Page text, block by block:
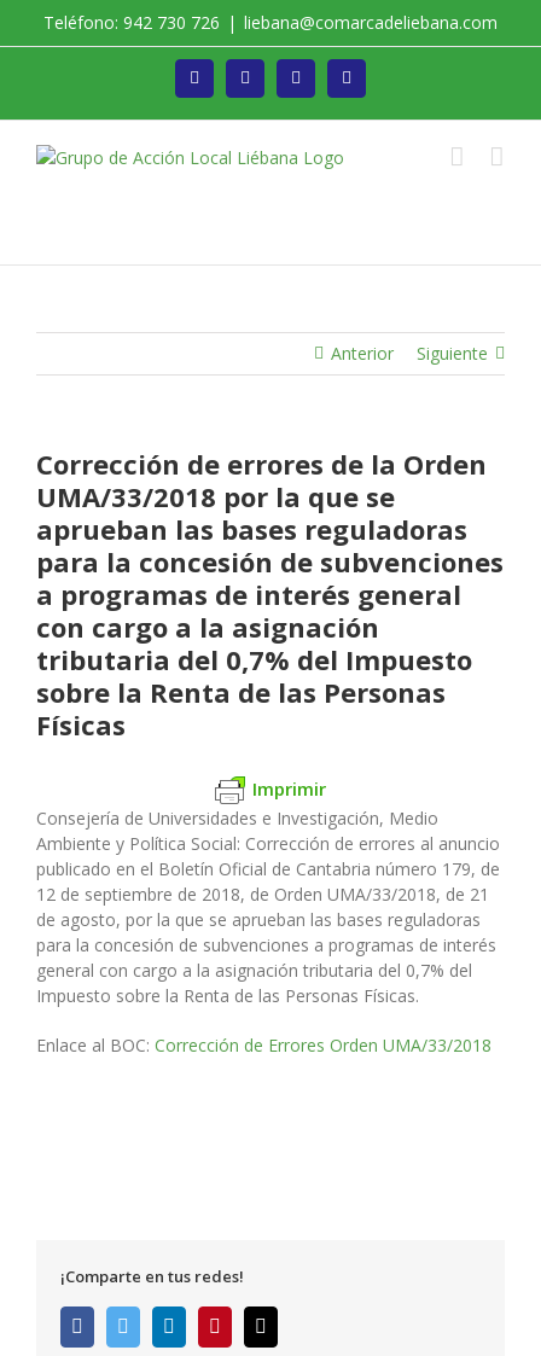
Teléfono: 942 730 726 | liebana@comarcadeliebana.com
Facebook Twitter Instagram
Anterior Siguiente
Corrección de errores de la Orden
UMA/33/2018 por la que se
aprueban las bases reguladoras
para la concesión de subvenciones
a programas de interés general
con cargo a la asignación
tributaria del 0,7% del Impuesto
sobre la Renta de las Personas
Físicas
Imprimir
Consejería de Universidades e Investigación, Medio
Ambiente y Política Social: Corrección de errores al anuncio
publicado en el Boletín Oficial de Cantabria número 179, de
12 de septiembre de 2018, de Orden UMA/33/2018, de 21
de agosto, por la que se aprueban las bases reguladoras
para la concesión de subvenciones a programas de interés
general con cargo a la asignación tributaria del 0,7% del
Impuesto sobre la Renta de las Personas Físicas.
Enlace al BOC: Corrección de Errores Orden UMA/33/2018
¡Comparte en tus redes!
FacebookTwitter LinkedInPinterest
electrónico